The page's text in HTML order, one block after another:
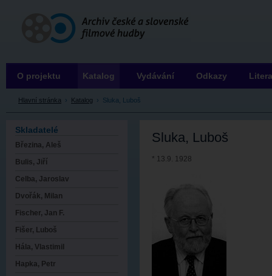
Archiv ČSFH
Sluka, Luboš
* 13.9. 1928
Hlavní stránka › Katalog › Sluka, Luboš
O projektu Katalog Vydávání Odkazy
Skladatelé
Březina, Aleš
Bulis, Jiří
Celba, Jaroslav
Dvořák, Milan
Fischer, Jan F.
Fišer, Luboš
Hála, Vlastimil
Hapka, Petr